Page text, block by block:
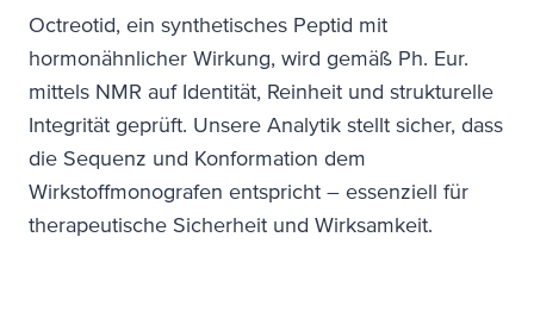
Octreotid, ein synthetisches Peptid mit
hormonähnlicher Wirkung, wird gemäß Ph. Eur.
mittels NMR auf Identität, Reinheit und strukturelle
Integrität geprüft. Unsere Analytik stellt sicher, dass
die Sequenz und Konformation dem
Wirkstoffmonografen entspricht – essenziell für
therapeutische Sicherheit und Wirksamkeit.